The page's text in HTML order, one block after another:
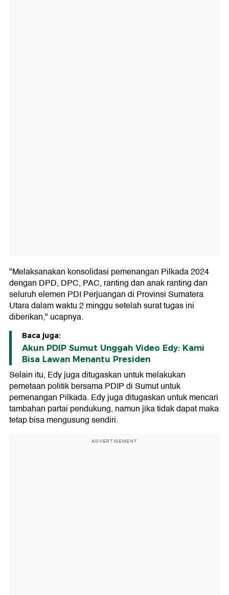
"Melaksanakan konsolidasi pemenangan Pilkada 2024
dengan DPD, DPC, PAC, ranting dan anak ranting dan
seluruh elemen PDI Perjuangan di Provinsi Sumatera
Utara dalam waktu 2 minggu setelah surat tugas ini
diberikan," ucapnya.
Baca juga:
Akun PDIP Sumut Unggah Video Edy: Kami
Bisa Lawan Menantu Presiden
Selain itu, Edy juga ditugaskan untuk melakukan
pemetaan politik bersama PDIP di Sumut untuk
pemenangan Pilkada. Edy juga ditugaskan untuk mencari
tambahan partai pendukung, namun jika tidak dapat maka
tetap bisa mengusung sendiri.
ADVERTISEMENT